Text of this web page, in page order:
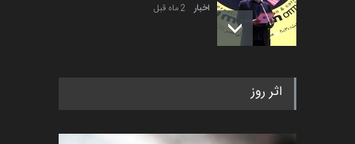
اخبار 2 ماه قبل
به یاد اردوغان باشول (۱۹۳۶–
اخبار 2 ماه قبل
اثر روز